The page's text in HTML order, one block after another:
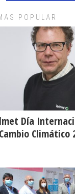
POPULAR
Día
Climático